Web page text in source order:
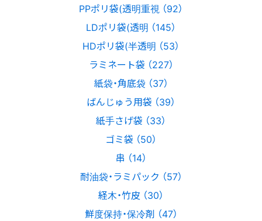
PPポリ袋(透明重視 （92）
LDポリ袋(透明 （145）
HDポリ袋(半透明 （53）
ラミネート袋 （227）
紙袋・角底袋 （37）
ばんじゅう用袋 （39）
紙手さげ袋 （33）
ゴミ袋 （50）
串 （14）
耐油袋・ラミパック （57）
経木・竹皮 （30）
鮮度保持・保冷剤 （47）